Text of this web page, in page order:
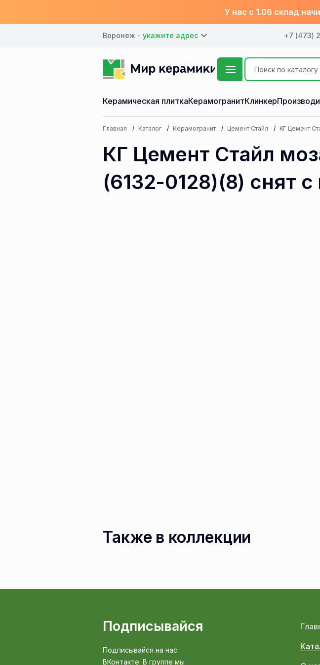
У нас с 1.06 склад
Воронеж - +7 (473)
Керамическая плиткаКерамогранитКлинкер
Главная Каталог Керамогранит Цемент Стайл КГ Цемент
КГ Цемент Стайл
(6132-0128)(8) снят с
Также в коллекции
Подписывайся
Подписывайся на нас
ВКонтакте. В группе мы